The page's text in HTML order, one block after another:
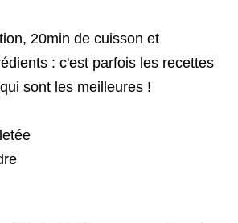
20min de cuisson et
: c'est parfois les recettes
sont les meilleures !